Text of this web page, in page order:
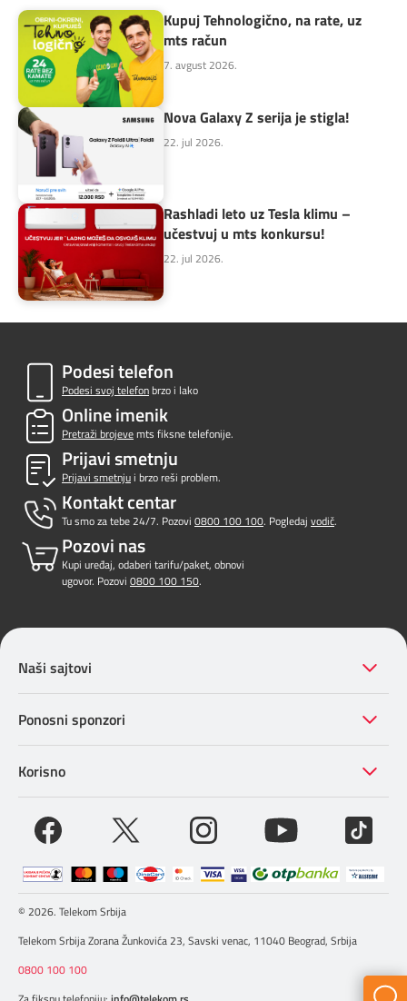
Kupuj Tehnologično, na rate, uz
mts račun
7. avgust 2026.
Nova Galaxy Z serija je stigla!
22. jul 2026.
Rashladi leto uz Tesla klimu –
učestvuj u mts konkursu!
22. jul 2026.
Podesi telefon
Podesi svoj telefonbrzo i lako
Online imenik
Pretraži brojevemts fiksne telefonije.
Prijavi smetnju
Prijavi smetnjui brzo reši problem.
Kontakt centar
Tu smo za tebe 24/7. Pozovi 0800 100 100. Pogledaj vodič.
Pozovi nas
Kupi uređaj, odaberi tarifu/paket, obnovi
ugovor. Pozovi 0800 100 150.
Naši sajtovi
Ponosni sponzori
Korisno
© 2026. Telekom Srbija
Telekom Srbija Zorana Žunkovića 23, Savski venac, 11040 Beograd, Srbija
0800 100 100